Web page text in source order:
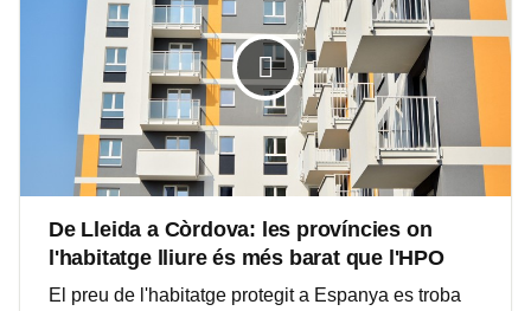
De Lleida a Còrdova: les províncies on
l'habitatge lliure és més barat que l'HPO
El preu de l'habitatge protegit a Espanya es troba